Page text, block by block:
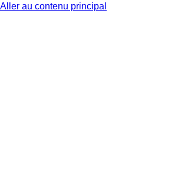
Aller au contenu principal